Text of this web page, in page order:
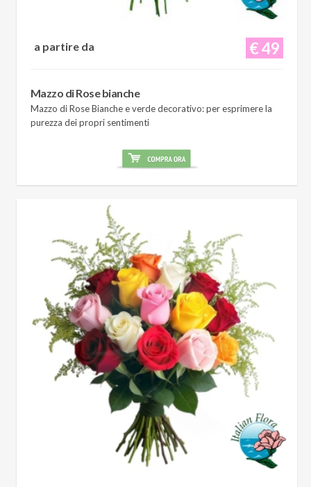
€ 49
a partire da
Mazzo di Rose bianche
Mazzo di Rose Bianche e verde decorativo: per esprimere la
purezza dei propri sentimenti